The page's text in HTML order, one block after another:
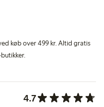
køb over 499 kr. Altid gratis
4.7